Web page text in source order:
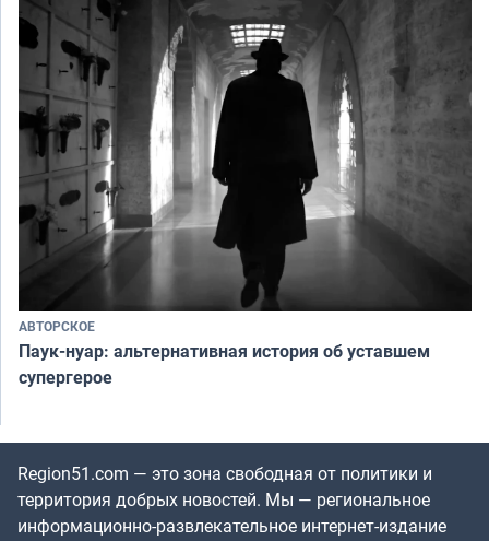
АВТОРСКОЕ
Паук-нуар: альтернативная история об уставшем
супергерое
Region51.com — это зона свободная от политики и
территория добрых новостей. Мы — региональное
информационно-развлекательное интернет-издание